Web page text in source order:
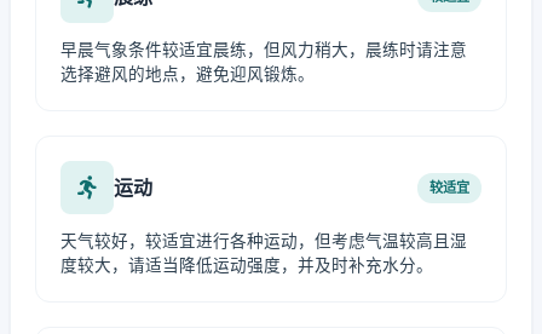
早晨气象条件较适宜晨练，但风力稍大，晨练时请注意
选择避风的地点，避免迎风锻炼。
运动 较适宜
天气较好，较适宜进行各种运动，但考虑气温较高且湿
度较大，请适当降低运动强度，并及时补充水分。